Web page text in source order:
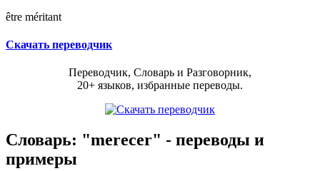
être méritant
Скачать переводчик
Переводчик, Словарь и Разговорник,
20+ языков, избранные переводы.
Словарь: "merecer" - переводы и
примеры